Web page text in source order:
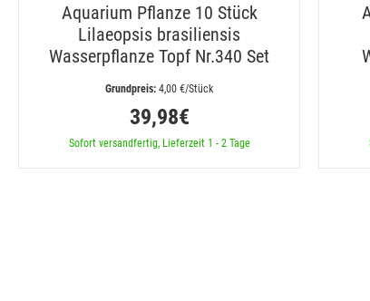
Aquarium Pflanze 10 Stück
Lilaeopsis brasiliensis
Wasserpflanze Topf Nr.340 Set
4,00 €/Stück
39,98€
Sofort versandfertig, Lieferzeit 1 - 2 Tage